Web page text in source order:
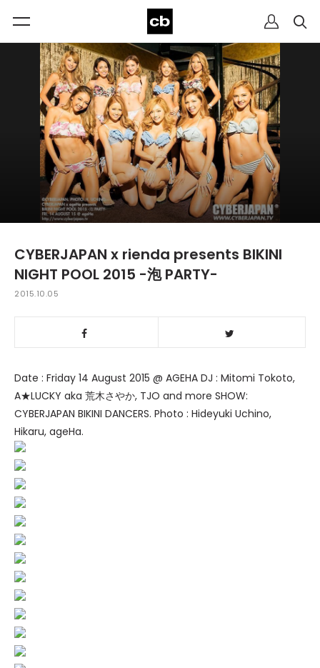
CYBERJAPAN x rienda presents BIKINI
NIGHT POOL 2015 -泡 PARTY-
2015.10.05
Date : Friday 14 August 2015 @ AGEHA DJ : Mitomi Tokoto,
A★LUCKY aka 荒木さやか, TJO and more SHOW:
CYBERJAPAN BIKINI DANCERS. Photo : Hideyuki Uchino,
Hikaru, ageHa.